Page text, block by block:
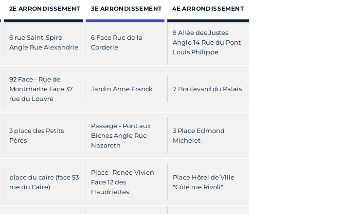
2E ARRONDISSEMENT 3E ARRONDISSEMENT 4E ARRONDISSEMENT
6 rue Saint-Spire
Angle Rue Alexandrie
6 Face Rue de la
Corderie
9 Allée des Justes
Angle 14 Rue du Pont
Louis Philippe
92 Face - Rue de
Montmartre Face 37
rue du Louvre
Jardin Anne Franck 7 Boulevard du Palais
3 place des Petits
Pères
Passage - Pont aux
Biches Angle Rue
Nazareth
3 Place Edmond
Michelet
place du caire (face 53
rue du Caire)
Place- Renée Vivien
Face 12 des
Haudriettes
Place Hôtel de Ville
"Côté rue Rivoli"